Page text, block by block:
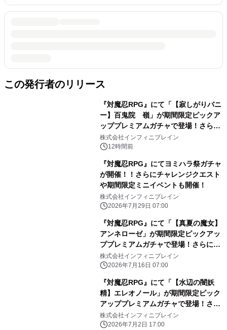
この発行者のリリース
『対魔忍RPG』にて「【寂しがりバニ
ー】百鬼院 嶺」が期間限定ピックア
ッププレミアムガチャで登場！さらに
マップイベント「バニーとヨミハラク
ライシス」が開催！
株式会社インフィニブレイン
12時間前
『対魔忍RPG』にてヨミハラ祭ガチャ
が開催！！さらにチャレンジクエスト
や期間限定ミニイベントも開催！
株式会社インフィニブレイン
2026年7月29日 07:00
『対魔忍RPG』にて「【真夏の魔女】
アンネローゼ」が期間限定ピックアッ
ププレミアムガチャで登場！さらにレ
イドイベント「海開きと呪いの屋敷」
が開催！
株式会社インフィニブレイン
2026年7月16日 07:00
『対魔忍RPG』にて「【水辺の闇妖
精】エレオノール」が期間限定ピック
アッププレミアムガチャで登場！さら
にストーリーイベント「浜辺のスクラ
ップ」が開催！
株式会社インフィニブレイン
2026年7月2日 17:00